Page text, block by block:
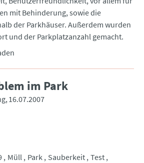
mit Behinderung, sowie die
der Parkhäuser. Außerdem wurden
und der Parkplatzanzahl gemacht.
im Park
16.07.2007
Müll Park Sauberkeit Test